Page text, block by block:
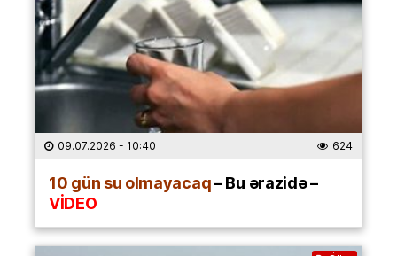
09.07.2026 - 10:40 624
10 gün su olmayacaq– Bu ərazidə –
VİDEO